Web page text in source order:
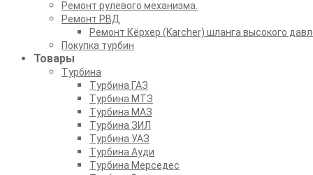
Ремонт рулевого механизма.
Ремонт РВД
Ремонт Кёрхер (Karcher) шланга высокого
Покупка турбин
Товары
Турбина
Турбина ГАЗ
Турбина МТЗ
Турбина МАЗ
Турбина ЗИЛ
Турбина УАЗ
Турбина Ауди
Турбина Мерседес